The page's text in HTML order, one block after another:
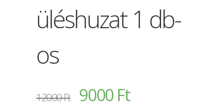
üléshuzat 1 db-
os
12000 Ft 9000 Ft